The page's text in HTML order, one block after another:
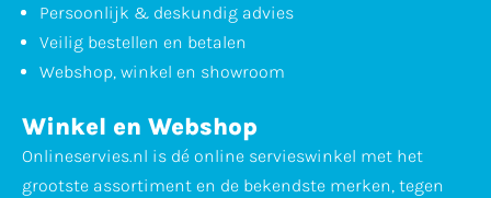
Persoonlijk & deskundig advies
Veilig bestellen en betalen
Webshop, winkel en showroom
Winkel en Webshop
Onlineservies.nl is dé online servieswinkel met het
grootste assortiment en de bekendste merken, tegen